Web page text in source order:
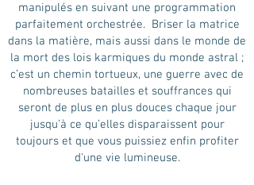
manipulés en suivant une programmation
parfaitement orchestrée. Briser la matrice
dans la matière, mais aussi dans le monde de
la mort des lois karmiques du monde astral ;
c’est un chemin tortueux, une guerre avec de
nombreuses batailles et souffrances qui
seront de plus en plus douces chaque jour
jusqu’à ce qu’elles disparaissent pour
toujours et que vous puissiez enfin profiter
d'une vie lumineuse.